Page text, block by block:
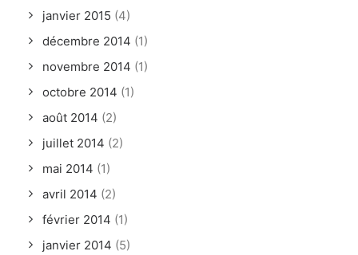
janvier 2015 (4)
décembre 2014 (1)
novembre 2014 (1)
octobre 2014 (1)
août 2014 (2)
juillet 2014 (2)
mai 2014 (1)
avril 2014 (2)
février 2014 (1)
janvier 2014 (5)